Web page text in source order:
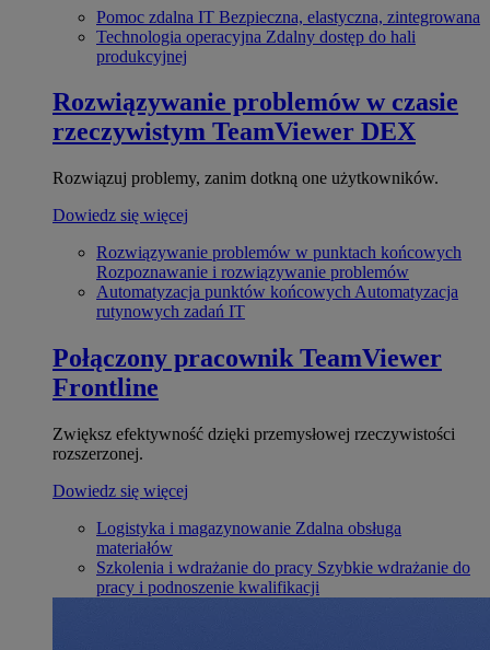
Pomoc zdalna IT Bezpieczna, elastyczna, zintegrowana
Technologia operacyjna Zdalny dostęp do hali
produkcyjnej
Rozwiązywanie problemów w czasie
rzeczywistym TeamViewer DEX
Rozwiązuj problemy, zanim dotkną one użytkowników.
Dowiedz się więcej
Rozwiązywanie problemów w punktach końcowych
Rozpoznawanie i rozwiązywanie problemów
Automatyzacja punktów końcowych Automatyzacja
rutynowych zadań IT
Połączony pracownik TeamViewer
Frontline
Zwiększ efektywność dzięki przemysłowej rzeczywistości
rozszerzonej.
Dowiedz się więcej
Logistyka i magazynowanie Zdalna obsługa
materiałów
Szkolenia i wdrażanie do pracy Szybkie wdrażanie do
pracy i podnoszenie kwalifikacji